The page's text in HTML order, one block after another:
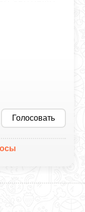
Голосовать